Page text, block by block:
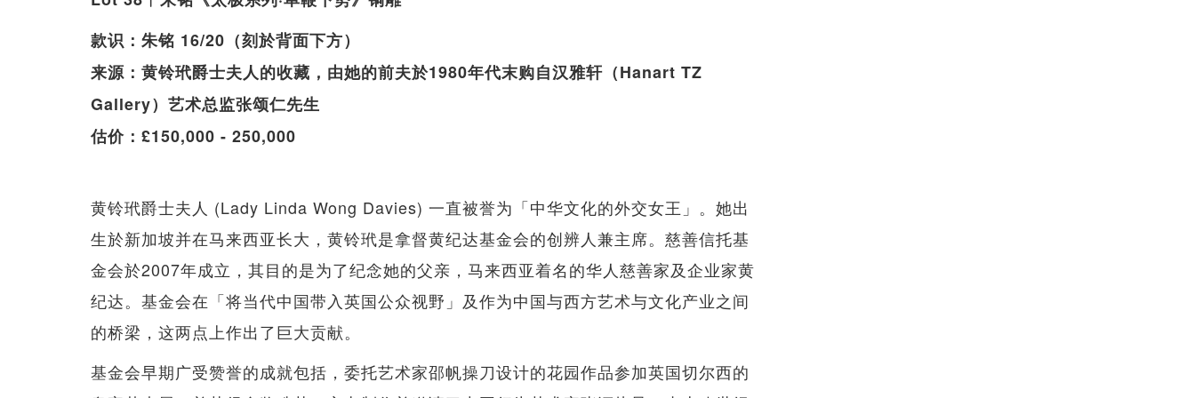
款识：朱铭 16/20（刻於背面下方）
来源：黄铃玳爵士夫人的收藏，由她的前夫於1980年代末购自汉雅轩（Hanart TZ
Gallery）艺术总监张颂仁先生
估价：£150,000 - 250,000
黄铃玳爵士夫人 (Lady Linda Wong Davies) 一直被誉为「中华文化的外交女王」。她出
生於新加坡并在马来西亚长大，黄铃玳是拿督黄纪达基金会的创辨人兼主席。慈善信托基
金会於2007年成立，其目的是为了纪念她的父亲，马来西亚着名的华人慈善家及企业家黄
纪达。基金会在「将当代中国带入英国公众视野」及作为中国与西方艺术与文化产业之间
的桥梁，这两点上作出了巨大贡献。
基金会早期广受赞誉的成就包括，委托艺术家邵帆操刀设计的花园作品参加英国切尔西的